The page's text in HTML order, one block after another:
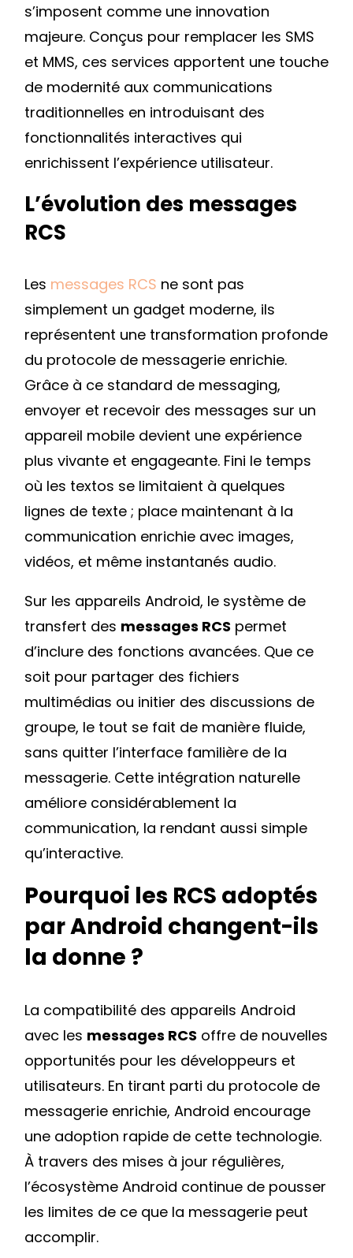
s’imposent comme une innovation
majeure. Conçus pour remplacer les SMS
et MMS, ces services apportent une touche
de modernité aux communications
traditionnelles en introduisant des
fonctionnalités interactives qui
enrichissent l’expérience utilisateur.
L’évolution des messages
RCS
Les messages RCS ne sont pas
simplement un gadget moderne, ils
représentent une transformation profonde
du protocole de messagerie enrichie.
Grâce à ce standard de messaging,
envoyer et recevoir des messages sur un
appareil mobile devient une expérience
plus vivante et engageante. Fini le temps
où les textos se limitaient à quelques
lignes de texte ; place maintenant à la
communication enrichie avec images,
vidéos, et même instantanés audio.
Sur les appareils Android, le système de
transfert des messages RCS permet
d’inclure des fonctions avancées. Que ce
soit pour partager des fichiers
multimédias ou initier des discussions de
groupe, le tout se fait de manière fluide,
sans quitter l’interface familière de la
messagerie. Cette intégration naturelle
améliore considérablement la
communication, la rendant aussi simple
qu’interactive.
Pourquoi les RCS adoptés
par Android changent-ils
la donne ?
La compatibilité des appareils Android
avec les messages RCS offre de nouvelles
opportunités pour les développeurs et
utilisateurs. En tirant parti du protocole de
messagerie enrichie, Android encourage
une adoption rapide de cette technologie.
À travers des mises à jour régulières,
l’écosystème Android continue de pousser
les limites de ce que la messagerie peut
accomplir.